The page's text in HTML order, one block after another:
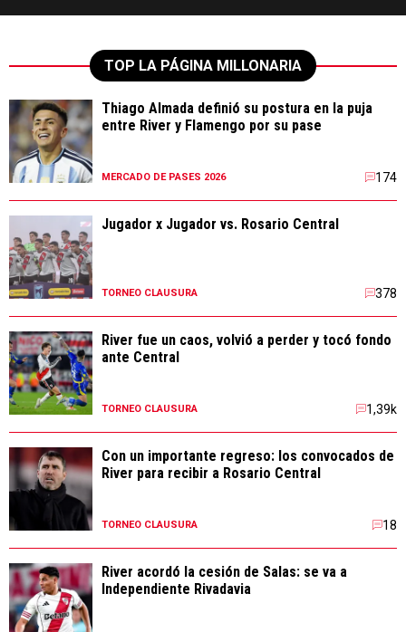
TOP LA PÁGINA MILLONARIA
Thiago Almada definió su postura en la puja
entre River y Flamengo por su pase
MERCADO DE PASES 2026 174
Jugador x Jugador vs. Rosario Central
TORNEO CLAUSURA 378
River fue un caos, volvió a perder y tocó fondo
ante Central
TORNEO CLAUSURA 1,39k
Con un importante regreso: los convocados de
River para recibir a Rosario Central
TORNEO CLAUSURA 18
River acordó la cesión de Salas: se va a
Independiente Rivadavia